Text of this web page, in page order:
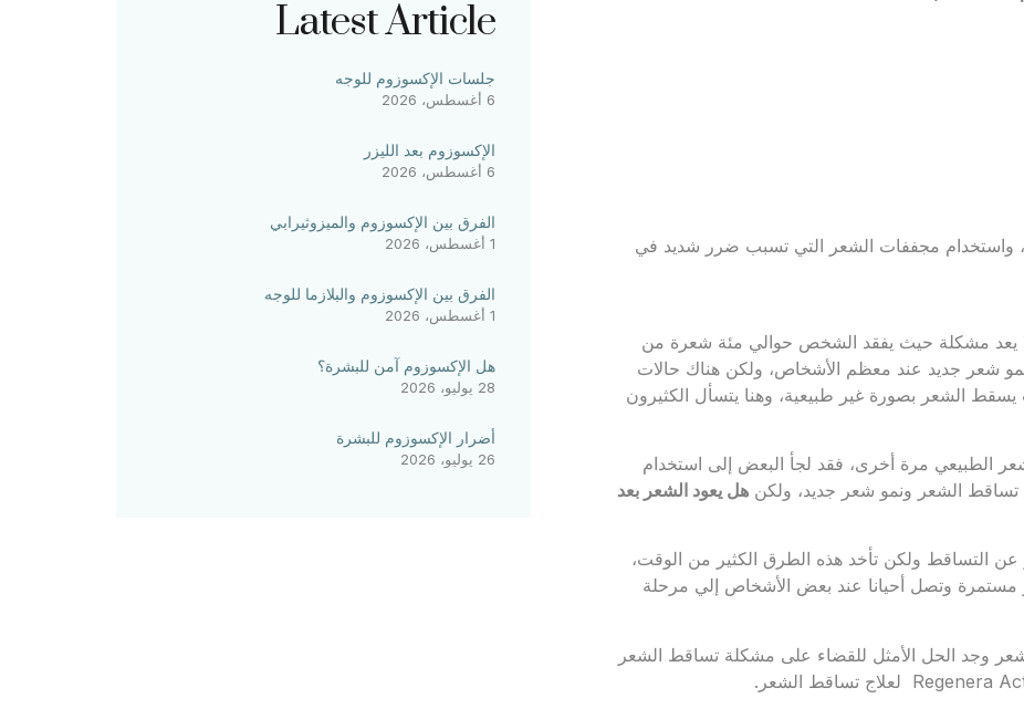
واستخدام مجففات الشعر التي تسبب ضرر شديد في
يعد مشكلة حيث يفقد الشخص حوالي مئة شعرة من
شعر جديد عند معظم الأشخاص، ولكن هناك حالات
الشعر بصورة غير طبيعية، وهنا يتسأل الكثيرون
الطبيعي مرة أخرى، فقد لجأ البعض إلى استخدام
تساقط الشعر ونمو شعر جديد، ولكن هل يعود الشعر بعد
التساقط ولكن تأخد هذه الطرق الكثير من الوقت،
وتصل أحيانا عند بعض الأشخاص إلي مرحلة
وجد الحل الأمثل للقضاء على مشكلة تساقط الشعر
Latest Article
جلسات الإكسوزوم للوجه
6 أغسطس، 2026
الإكسوزوم بعد الليزر
6 أغسطس، 2026
الفرق بين الإكسوزوم والميزوثيرابي
1 أغسطس، 2026
الفرق بين الإكسوزوم والبلازما للوجه
1 أغسطس، 2026
هل الإكسوزوم آمن للبشرة؟
28 يوليو، 2026
أضرار الإكسوزوم للبشرة
26 يوليو، 2026